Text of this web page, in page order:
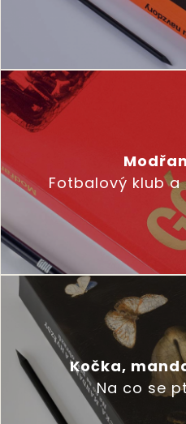
Fotbalový klub
Kočka,
Na co se